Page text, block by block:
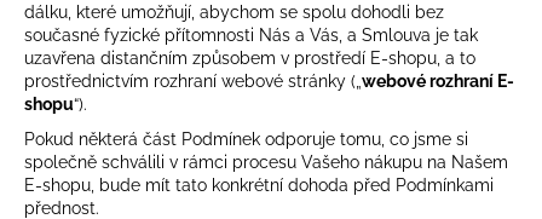
dálku, které umožňují, abychom se spolu dohodli bez
současné fyzické přítomnosti Nás a Vás, a Smlouva je tak
uzavřena distančním způsobem v prostředí E-shopu, a to
prostřednictvím rozhraní webové stránky („ webové rozhraní E-
shopu“).
Pokud některá část Podmínek odporuje tomu, co jsme si
společně schválili v rámci procesu Vašeho nákupu na Našem
E-shopu, bude mít tato konkrétní dohoda před Podmínkami
přednost.